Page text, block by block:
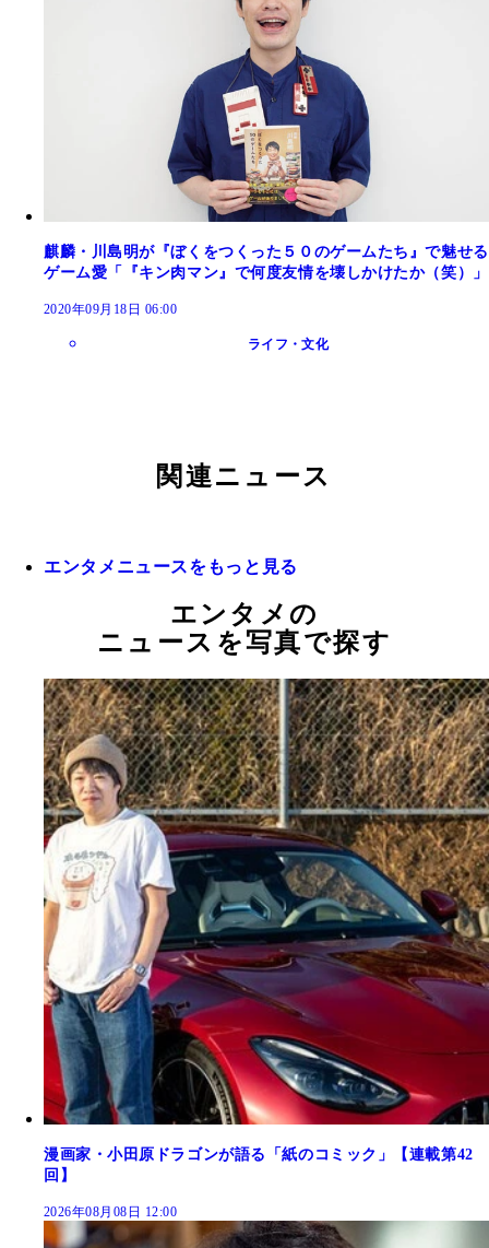
麒麟・川島明が『ぼくをつくった５０のゲームたち』で魅せる
ゲーム愛「『キン肉マン』で何度友情を壊しかけたか（笑）」
2020年09月18日 06:00
ライフ・文化
関連ニュース
エンタメニュースをもっと見る
エンタメの
ニュースを写真で探す
漫画家・小田原ドラゴンが語る「紙のコミック」【連載第42
回】
2026年08月08日 12:00